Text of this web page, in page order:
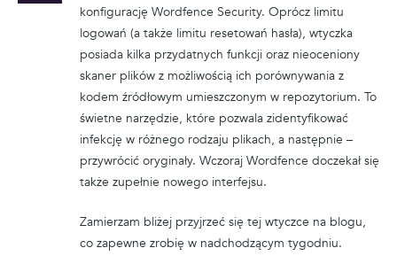
konfigurację Wordfence Security. Oprócz limitu
logowań (a także limitu resetowań hasła), wtyczka
posiada kilka przydatnych funkcji oraz nieoceniony
skaner plików z możliwością ich porównywania z
kodem źródłowym umieszczonym w repozytorium. To
świetne narzędzie, które pozwala zidentyfikować
infekcję w różnego rodzaju plikach, a następnie –
przywrócić oryginały. Wczoraj Wordfence doczekał się
także zupełnie nowego interfejsu.
Zamierzam bliżej przyjrzeć się tej wtyczce na blogu,
co zapewne zrobię w nadchodzącym tygodniu.